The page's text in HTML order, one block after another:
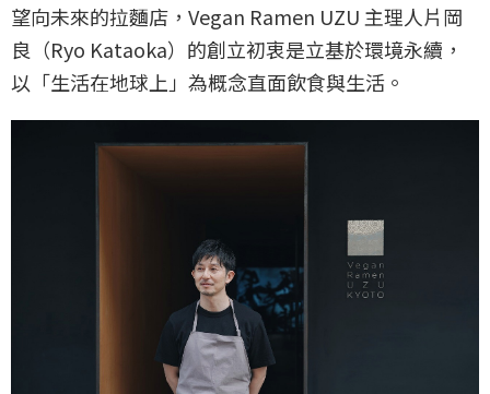
望向未來的拉麵店，Vegan Ramen UZU 主理人片岡
良（Ryo Kataoka）的創立初衷是立基於環境永續，
以「生活在地球上」為概念直面飲食與生活。